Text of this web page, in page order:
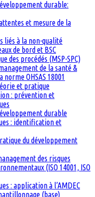
durable:
et mesure de la
liés à la non-qualité
de bord et BSC
des procédés (MSP-SPC)
de la santé &
OHSAS 18001
et pratique
: prévention et
durable
: identification et
du développement
des risques
(ISO 14001, ISO
: application à l’AMDEC
(base)